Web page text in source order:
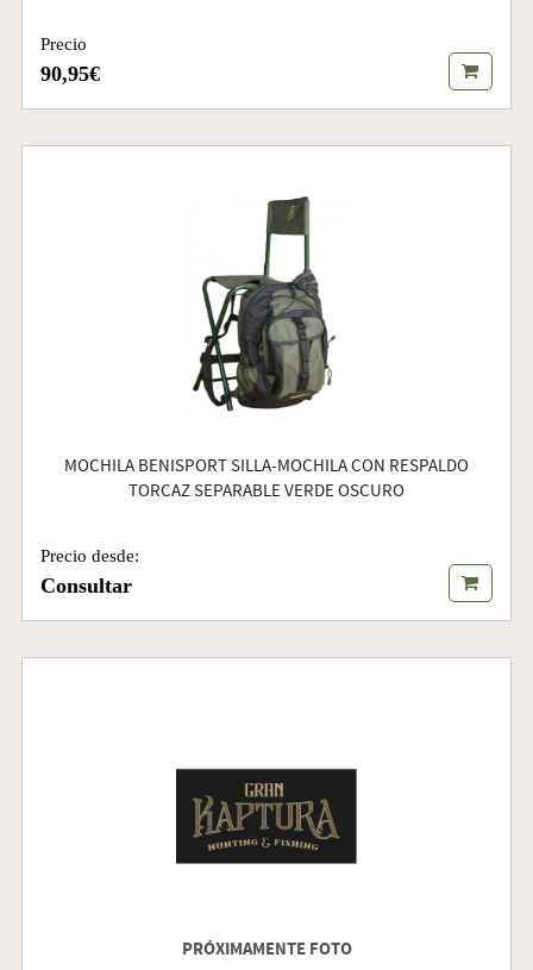
Precio
90,95€
MOCHILA BENISPORT SILLA-MOCHILA CON RESPALDO
TORCAZ SEPARABLE VERDE OSCURO
Precio desde:
Consultar
PRÓXIMAMENTE FOTO